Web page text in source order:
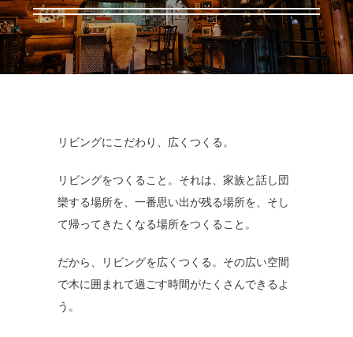
リビングにこだわり、広くつくる。
リビングをつくること。それは、家族と話し団
欒する場所を、一番思い出が残る場所を、そし
て帰ってきたくなる場所をつくること。
だから、リビングを広くつくる。その広い空間
で木に囲まれて過ごす時間がたくさんできるよ
う。